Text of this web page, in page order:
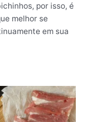
por isso, é
melhor se
em sua